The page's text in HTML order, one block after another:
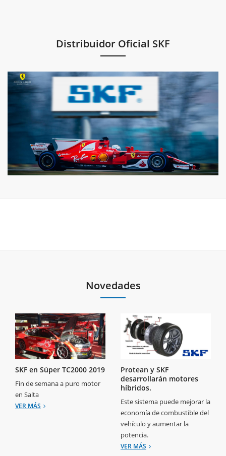
Distribuidor Oficial SKF
Novedades
SKF en Súper TC2000 2019
Fin de semana a puro motor
en Salta
VER MÁS
Protean y SKF
desarrollarán motores
híbridos.
Este sistema puede mejorar la
economía de combustible del
vehículo y aumentar la
potencia.
VER MÁS